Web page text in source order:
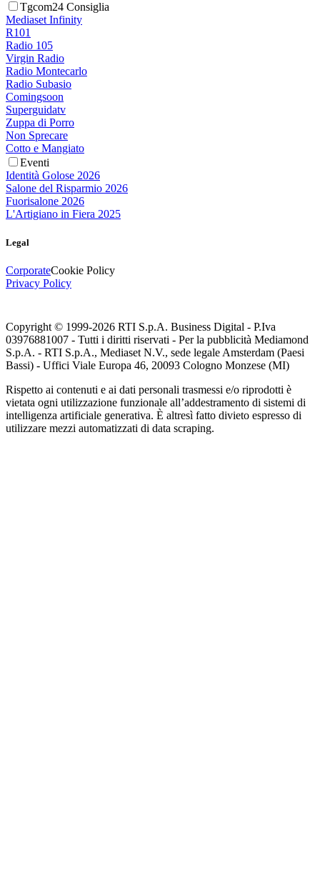
Tgcom24 Consiglia
Mediaset Infinity
R101
Radio 105
Virgin Radio
Radio Montecarlo
Radio Subasio
Comingsoon
Superguidatv
Zuppa di Porro
Non Sprecare
Cotto e Mangiato
Eventi
Identità Golose 2026
Salone del Risparmio 2026
Fuorisalone 2026
L'Artigiano in Fiera 2025
Legal
CorporateCookie Policy
Privacy Policy
Copyright © 1999-2026 RTI S.p.A. Business Digital - P.Iva
03976881007 - Tutti i diritti riservati - Per la pubblicità Mediamond
S.p.A. - RTI S.p.A., Mediaset N.V., sede legale Amsterdam (Paesi
Bassi) - Uffici Viale Europa 46, 20093 Cologno Monzese (MI)
Rispetto ai contenuti e ai dati personali trasmessi e/o riprodotti è
vietata ogni utilizzazione funzionale all’addestramento di sistemi di
intelligenza artificiale generativa. È altresì fatto divieto espresso di
utilizzare mezzi automatizzati di data scraping.